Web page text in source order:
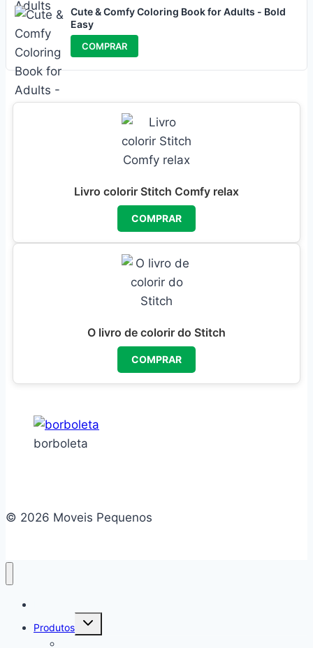
Cute & Comfy Coloring Book for Adults - Bold
Easy
COMPRAR
Livro colorir Stitch Comfy relax
COMPRAR
O livro de colorir do Stitch
COMPRAR
borboleta
© 2026 Moveis Pequenos
Produtos
Alternar
menu